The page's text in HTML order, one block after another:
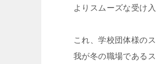
よりスムーズな受け
これ、学校団体様の
我が冬の職場である